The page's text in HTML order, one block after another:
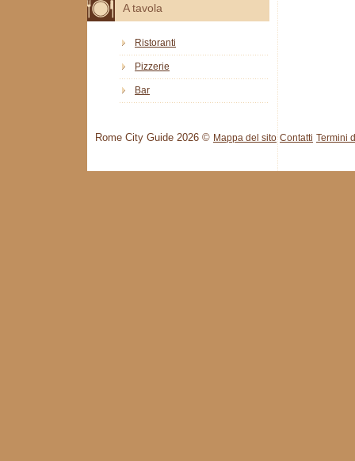
A tavola
Ristoranti
Pizzerie
Bar
Rome City Guide 2026 © Mappa del sito Contatti Termini